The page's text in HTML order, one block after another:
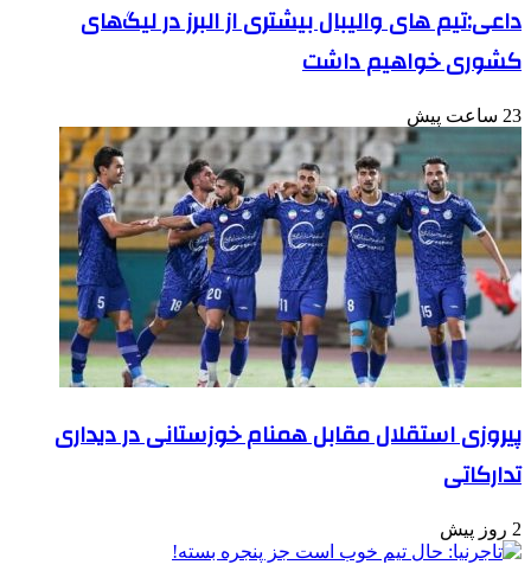
داعی:تیم های والیبال بیشتری از البرز در لیگ‌های
کشوری خواهیم داشت
23 ساعت پیش
پیروزی استقلال مقابل همنام خوزستانی در دیداری
تدارکاتی
2 روز پیش